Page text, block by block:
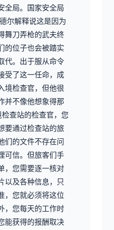
全局。国家安全局
尔解释说这是因为
舞刀弄枪的武夫终
的位子也会被踏实
代。出于服从命令
受了这一任命，成
境检查官，但他很
并不像他想象得那
查站的检查官，您
要通过检查站的旅
们的文件不存在问
可信。但旅客们手
，您需要逐一核对
以及各种信息，只
，您就必须将这位
，您每天的工作时
能获得的报酬取决